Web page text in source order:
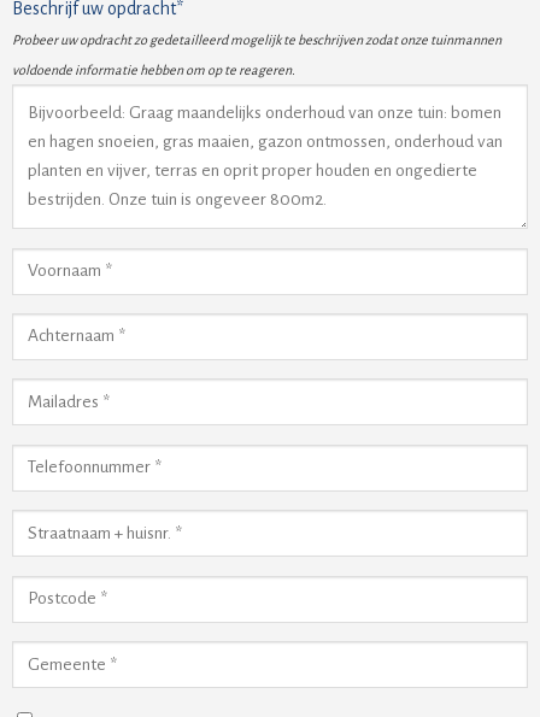
Beschrijf uw opdracht*
Probeer uw opdracht zo gedetailleerd mogelijk te beschrijven zodat onze tuinmannen
voldoende informatie hebben om op te reageren.